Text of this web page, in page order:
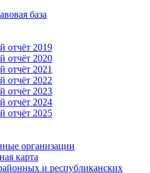
база
отчёт 2019
отчёт 2020
отчёт 2021
отчёт 2022
отчёт 2023
отчёт 2024
отчёт 2025
организации
карта
и республиканских